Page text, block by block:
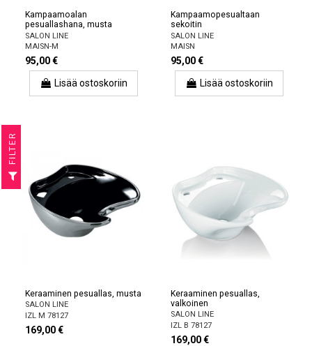
Kampaamoalan
pesuallashana, musta
SALON LINE
MAISN-M
95,00 €
Lisää ostoskoriin
Kampaamopesualtaan
sekoitin
SALON LINE
MAISN
95,00 €
Lisää ostoskoriin
Keraaminen pesuallas, musta
SALON LINE
IZL M 78127
169,00 €
Keraaminen pesuallas,
valkoinen
SALON LINE
IZL B 78127
169,00 €
R